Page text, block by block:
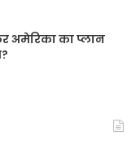
अमेरिका का प्लान